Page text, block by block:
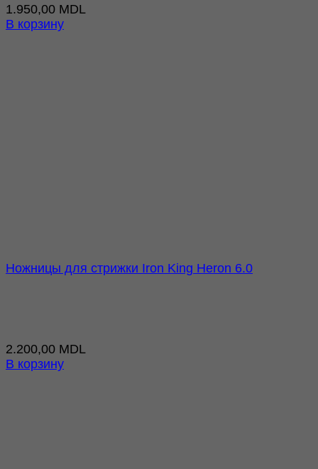
1.950,00 MDL
В корзину
Ножницы для стрижки Iron King Heron 6.0
2.200,00 MDL
В корзину